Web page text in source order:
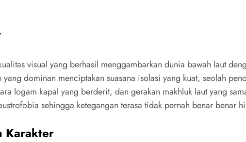
visual yang berhasil menggambarkan dunia bawah laut
dominan menciptakan suasana isolasi yang kuat, seolah
logam kapal yang berderit, dan gerakan makhluk laut yang
sehingga ketegangan terasa tidak pernah benar benar
Karakter